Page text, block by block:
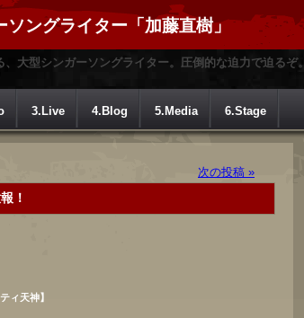
ソングライター「加藤直樹」
大型シンガーソングライター。圧倒的な迫力で迫るぞ。
3.Live 4.Blog 5.Media 6.Stage
次の投稿 »
！
ィ天神】